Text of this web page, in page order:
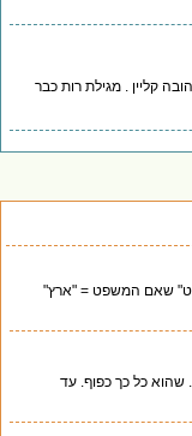
. מגילת רות כבר
שאם המשפט = "ארץ"
כל כך כפוף. עד